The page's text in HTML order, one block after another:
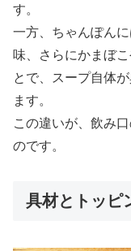
す。
一方、ちゃんぽん
味、さらにかまぼ
とで、スープ自体
ます。
この違いが、飲み
のです。
具材とトッピ